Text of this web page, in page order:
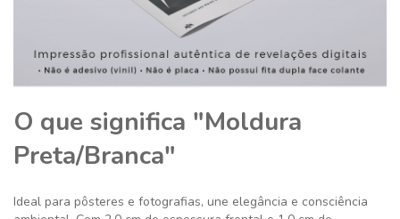
O que significa "Moldura
Preta/Branca"
Ideal para pôsteres e fotografias, une elegância e consciência